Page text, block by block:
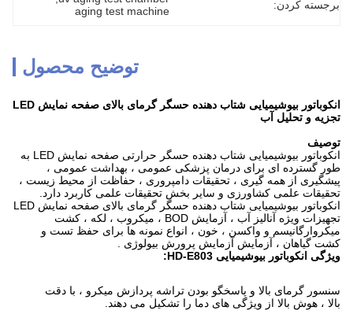
برجسته کردن:
aging test machine
توضیح محصول
انکوباتور بیوشیمیایی شتاب دهنده حسگر گرمای بالای صفحه نمایش LED
تجزیه و تحلیل آب
توصیف
انکوباتور بیوشیمیایی شتاب دهنده حسگر حرارتی صفحه نمایش LED به
طور گسترده ای برای درمان پزشکی عمومی ، بهداشت عمومی ،
پیشگیری از همه گیری ، تحقیقات دامپروری ، حفاظت از محیط زیست ،
تحقیقات علمی کشاورزی و سایر بخش تحقیقات علمی کاربرد دارد.
انکوباتور بیوشیمیایی شتاب دهنده حسگر گرمای بالای صفحه نمایش LED
تجهیزات ویژه آنالیز آب ، آزمایش BOD ، میکروب ، لکه ، کشت
میکروارگانیسم و ​​واکسن ، خون ، انواع نمونه ها برای حفظ تست و
کشت گیاهان ، آزمایش آزمایش پرورش بیولوژی .
ویژگی انکوباتور بیوشیمیایی HD-E803:
سنسور گرمای بالا و پاسخگو بودن تراشه پردازش میکرو ، با دقت
بالا ، هوش بالا از ویژگی های دما را تشکیل می دهند.